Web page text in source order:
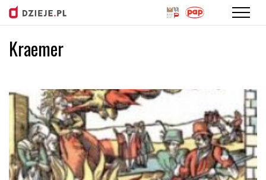
Kraemer